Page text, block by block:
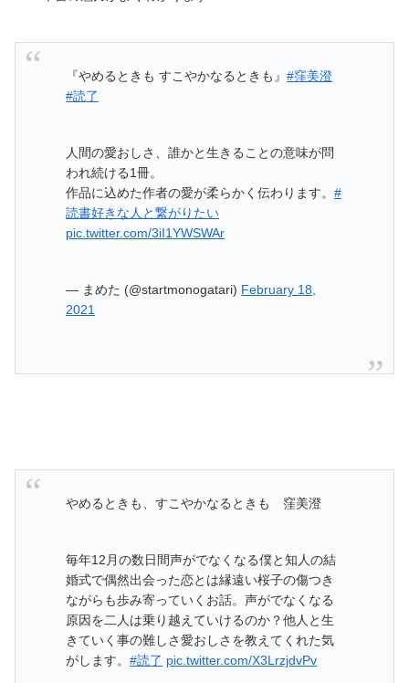
『やめるときも すこやかなるときも』#窪美澄
#読了
人間の愛おしさ、誰かと生きることの意味が問
われ続ける1冊。
作品に込めた作者の愛が柔らかく伝わります。#
読書好きな人と繋がりたい
pic.twitter.com/3iI1YWSWAr
— まめた (@startmonogatari) February 18,
2021
やめるときも、すこやかなるときも 窪美澄
毎年12月の数日間声がでなくなる僕と知人の結
婚式で偶然出会った恋とは縁遠い桜子の傷つき
ながらも歩み寄っていくお話。声がでなくなる
原因を二人は乗り越えていけるのか？他人と生
きていく事の難しさ愛おしさを教えてくれた気
がします。#読了 pic.twitter.com/X3LrzjdvPv